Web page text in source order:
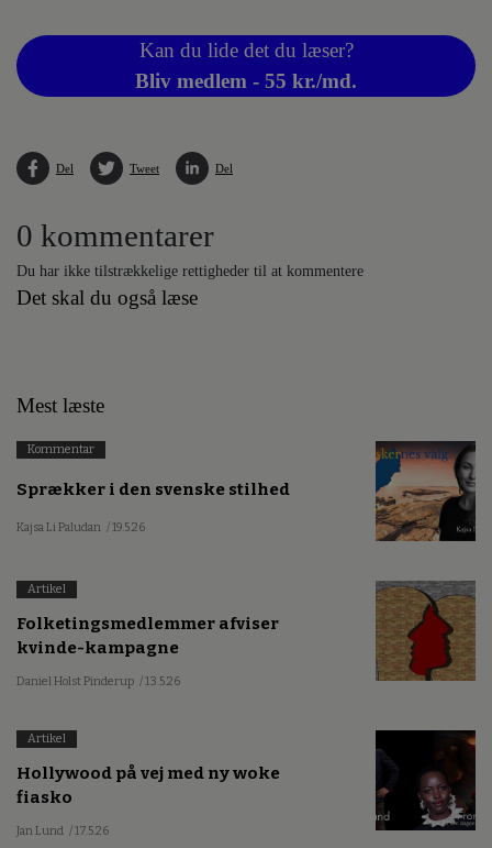
Kan du lide det du læser?
Bliv medlem - 55 kr./md.
Del Tweet Del
0 kommentarer
Du har ikke tilstrækkelige rettigheder til at kommentere
Det skal du også læse
Mest læste
Kommentar
Sprækker i den svenske stilhed
Kajsa Li Paludan / 19.5.26
Artikel
Folketingsmedlemmer afviser
kvinde-kampagne
Daniel Holst Pinderup / 13.5.26
Artikel
Hollywood på vej med ny woke
fiasko
Jan Lund / 17.5.26